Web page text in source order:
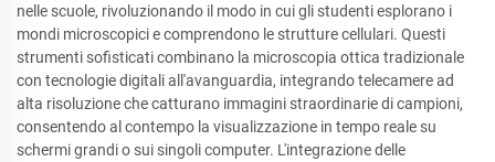
nelle scuole, rivoluzionando il modo in cui gli studenti esplorano i
mondi microscopici e comprendono le strutture cellulari. Questi
strumenti sofisticati combinano la microscopia ottica tradizionale
con tecnologie digitali all'avanguardia, integrando telecamere ad
alta risoluzione che catturano immagini straordinarie di campioni,
consentendo al contempo la visualizzazione in tempo reale su
schermi grandi o sui singoli computer. L'integrazione delle